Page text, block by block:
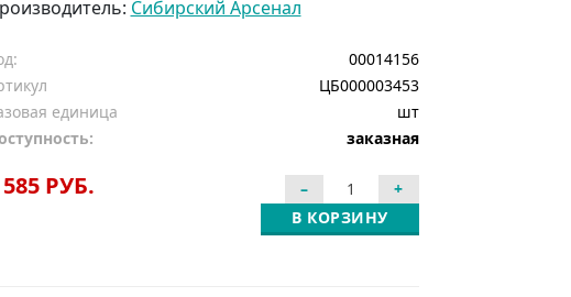
Сибирский Арсенал
00014156
ЦБ000003453
единица
шт
заказная
РУБ.
В КОРЗИНУ